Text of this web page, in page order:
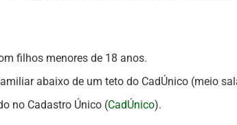
filhos menores de 18 anos.
abaixo de um teto do CadÚnico (meio
no Cadastro Único (CadÚnico).